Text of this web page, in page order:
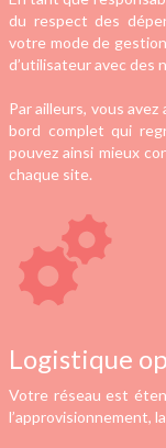
du respect des
votre mode de
d’utilisateur avec des
Par ailleurs, vous
bord complet qui
pouvez ainsi mieux
chaque site.
Logistique
Votre réseau est
l’approvisionnement,